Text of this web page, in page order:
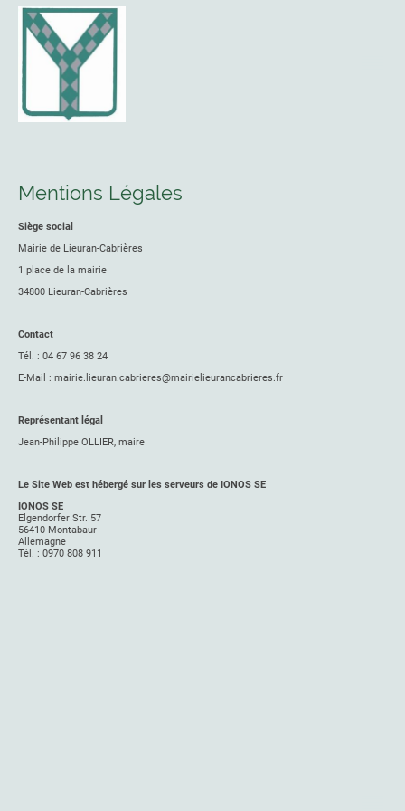
Mentions Légales
Siège social
Mairie de Lieuran-Cabrières
1 place de la mairie
34800 Lieuran-Cabrières
Contact
Tél. : 04 67 96 38 24
E-Mail : mairie.lieuran.cabrieres@mairielieurancabrieres.fr
Représentant légal
Jean-Philippe OLLIER, maire
Le Site Web est hébergé sur les serveurs de IONOS SE
IONOS SE
Elgendorfer Str. 57
56410 Montabaur
Allemagne
Tél. : 0970 808 911